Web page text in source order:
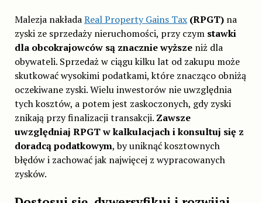
Malezja nakładaReal Property Gains Tax(RPGT)na
zyski ze sprzedaży nieruchomości, przy czym stawki
dla obcokrajowców są znacznie wyższeniż dla
obywateli. Sprzedaż w ciągu kilku lat od zakupu może
skutkować wysokimi podatkami, które znacząco obniżą
oczekiwane zyski. Wielu inwestorów nie uwzględnia
tych kosztów, a potem jest zaskoczonych, gdy zyski
znikają przy finalizacji transakcji. Zawsze
uwzględniaj RPGT w kalkulacjach i konsultuj się z
doradcą podatkowym, by uniknąć kosztownych
błędów i zachować jak najwięcej z wypracowanych
zysków.